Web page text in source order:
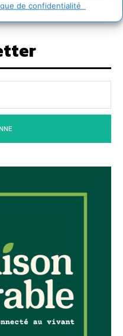
de confidentialité